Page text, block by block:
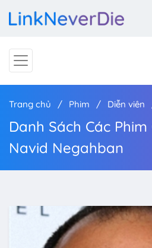
Trang chủ Phim Diễn viên
Danh Sách Các
Navid Negahban